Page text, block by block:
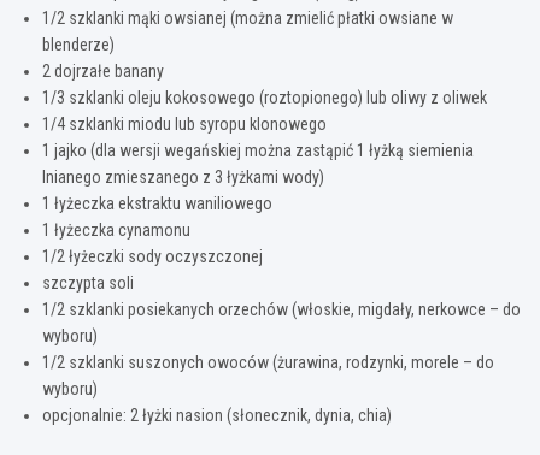
1/2 szklanki mąki owsianej (można zmielić płatki owsiane w
blenderze)
2 dojrzałe banany
1/3 szklanki oleju kokosowego (roztopionego) lub oliwy z oliwek
1/4 szklanki miodu lub syropu klonowego
1 jajko (dla wersji wegańskiej można zastąpić 1 łyżką siemienia
lnianego zmieszanego z 3 łyżkami wody)
1 łyżeczka ekstraktu waniliowego
1 łyżeczka cynamonu
1/2 łyżeczki sody oczyszczonej
szczypta soli
1/2 szklanki posiekanych orzechów (włoskie, migdały, nerkowce – do
wyboru)
1/2 szklanki suszonych owoców (żurawina, rodzynki, morele – do
wyboru)
opcjonalnie: 2 łyżki nasion (słonecznik, dynia, chia)